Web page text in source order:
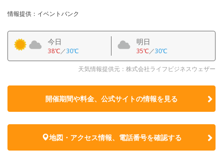
情報提供：イベントバンク
今日
38℃／30℃
明日
35℃／30℃
天気情報提供元：株式会社ライフビジネスウェザー
開催期間や料金、公式サイトの情報を見る
地図・アクセス情報、電話番号を確認する